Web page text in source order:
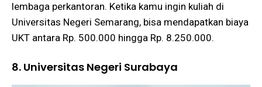
lembaga perkantoran. Ketika kamu ingin kuliah di
Universitas Negeri Semarang, bisa mendapatkan biaya
UKT antara Rp. 500.000 hingga Rp. 8.250.000.
8. Universitas Negeri Surabaya